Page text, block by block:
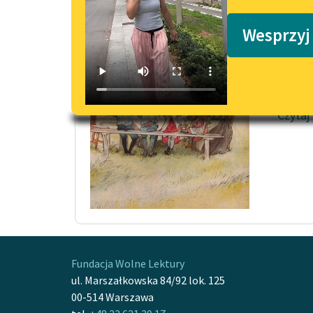
— Jak
Czytaj
Fundacja Wolne Lektury
ul. Marszałkowska 84/92 lok. 125
00-514 Warszawa